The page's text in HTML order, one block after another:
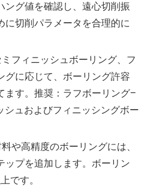
ング値を確認し、遠心切削振
に切削パラメータを合理的に
フィニッシュボーリング、フ
グに応じて、ボーリング許容
ます。推奨：ラフボーリング–
シュおよびフィニッシングボー
や高精度のボーリングには、
ップを追加します。ボーリン
です。